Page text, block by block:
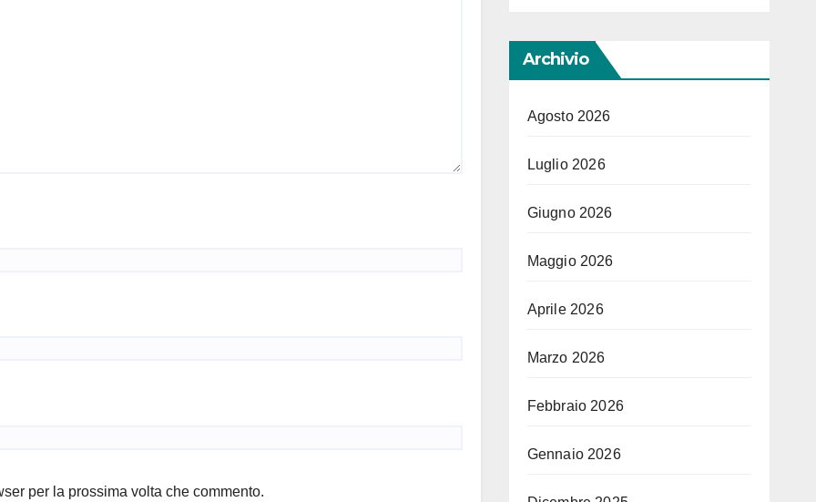
per la prossima volta che commento.
Archivio
Agosto 2026
Luglio 2026
Giugno 2026
Maggio 2026
Aprile 2026
Marzo 2026
Febbraio 2026
Gennaio 2026